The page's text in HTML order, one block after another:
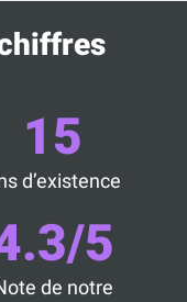
15
d’existence
5
de notre